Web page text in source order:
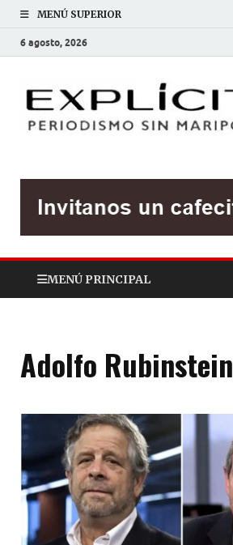
MENÚ SUPERIOR
6 agosto, 2026
MENÚ PRINCIPAL
Adolfo Rubinstein